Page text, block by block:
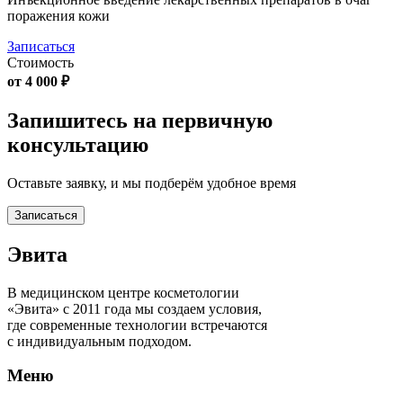
поражения кожи
Записаться
Стоимость
от 4 000 ₽
Запишитесь на первичную
консультацию
Оставьте заявку, и мы подберём удобное время
Записаться
Эвита
В медицинском центре косметологии
«Эвита» с 2011 года мы создаем условия,
где современные технологии встречаются
с индивидуальным подходом.
Меню